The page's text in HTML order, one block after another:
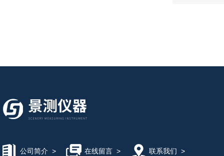
公司简介 > 在线留言> 联系我们 >